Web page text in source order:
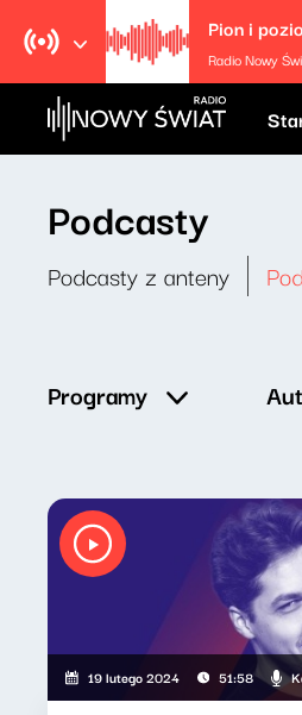
Pion i
Radio Nowy
Podcasty
Podcasty z anteny
Programy
19 lutego 2024 51:58